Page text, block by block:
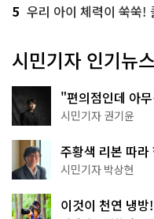
5 우리 아이 체력이 쑥쑥!
시민기자 인기뉴스
"편의점인데 아
한 편의점의 정체
시민기자 권기윤
주황색 리본 따
서울둘레길 15코스
시민기자 박상현
이것이 천연 냉